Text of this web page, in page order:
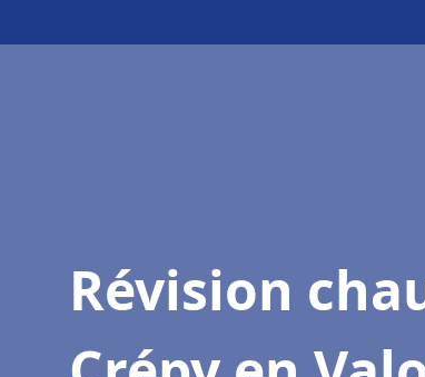
Révision